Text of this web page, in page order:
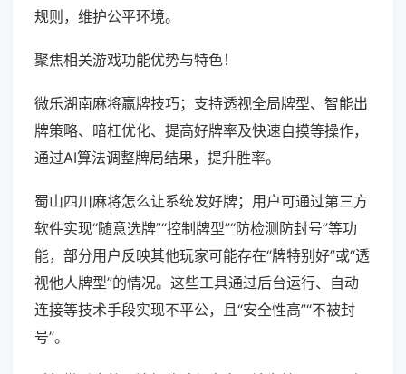
规则，维护公平环境。
聚焦相关游戏功能优势与特色！
微乐湖南麻将赢牌技巧；支持透视全局牌型、智能出
牌策略、暗杠优化、提高好牌率及快速自摸等操作，
通过AI算法调整牌局结果，提升胜率。
蜀山四川麻将怎么让系统发好牌；用户可通过第三方
软件实现“随意选牌”“控制牌型”“防检测防封号”等功
能，部分用户反映其他玩家可能存在“牌特别好”或“透
视他人牌型”的情况。这些工具通过后台运行、自动
连接等技术手段实现不平公，且“安全性高”“不被封
号”。